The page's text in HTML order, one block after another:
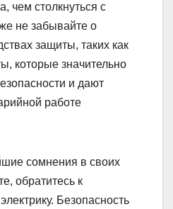
чем столкнуться с
не забывайте о
защиты, таких как
которые значительно
и дают
работе
сомнения в своих
обратитесь к
Безопасность